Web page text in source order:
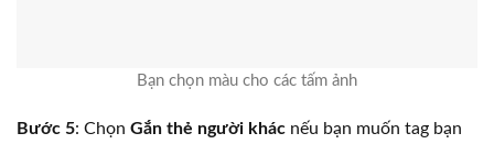
Bạn chọn màu cho các tấm ảnh
Bước 5: Chọn Gắn thẻ người khác nếu bạn muốn tag bạn